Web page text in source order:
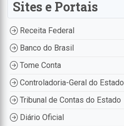
Sites e Portais
Receita Federal
Banco do Brasil
Tome Conta
Controladoria-Geral do Estado
Tribunal de Contas do Estado
Diário Oficial